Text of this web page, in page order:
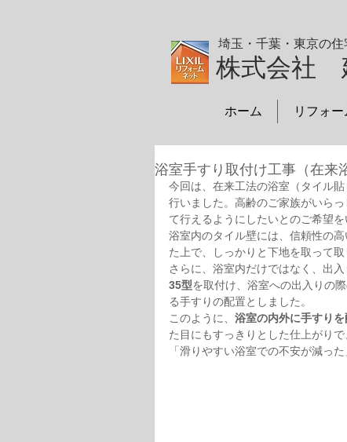
埼玉・千葉・東京の住
株式会社
ホーム リフォ
浴室手すり取付け工事（在来
今回は、在来工法の浴室（タイル
行いました。高齢のご家族がいら
て行えるようにしたいとのご希望を
浴室内のタイル壁には、信頼性の高
た上で、しっかりと下地を取って
さらに、浴室内だけではなく、出
35型を取付け、浴室への出入りの
る手すりの配置としました。
このように、 浴室の内外に手すり
た目にもすっきりとした仕上がり
「滑りやすい浴室での不安が減っ